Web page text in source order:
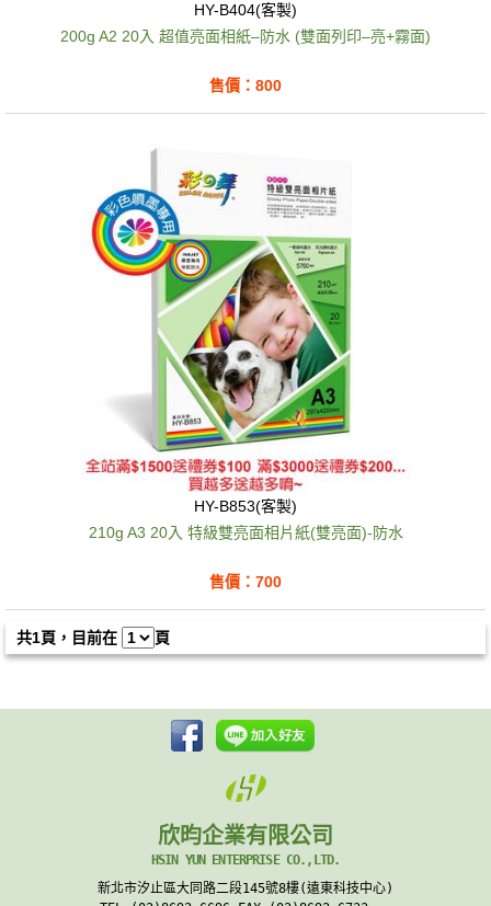
HY-B404(客製)
200g A2 20入 超值亮面相紙–防水 (雙面列印–亮+霧面)
售價：800
HY-B853(客製)
210g A3 20入 特級雙亮面相片紙(雙亮面)-防水
售價：700
共1頁，目前在 頁
欣昀企業有限公司
HSIN YUN ENTERPRISE CO.,LTD.
新北市汐止區大同路二段145號8樓(遠東科技中心)